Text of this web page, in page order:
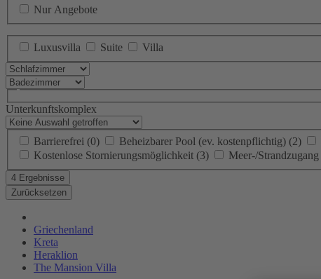
Nur Angebote
Luxusvilla Suite Villa
Unterkunftskomplex
Barrierefrei (0) Beheizbarer Pool (ev. kostenpflichtig) (2)
Kostenlose Stornierungsmöglichkeit (3) Meer-/Strandzugang
4 Ergebnisse
Zurücksetzen
Griechenland
Kreta
Heraklion
The Mansion Villa